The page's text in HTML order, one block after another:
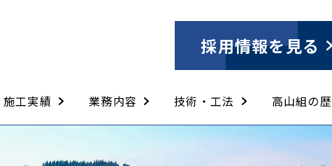
採用情報を見る
施工実績
土木工事
舗装工事
構造物補修工事
とび土工工事
法面工事
建築工事
解体工事
業務内容
土木工事
舗装工事
構造物補修工事
とび土工工事
建築工事
解体工事
技術・工法
ウォータージェット工法
PCM工法
PRE（ピーアールイー）緑
セーフティークライマー（
高山組の